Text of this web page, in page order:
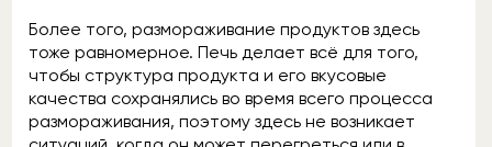
Более того, размораживание продуктов здесь
тоже равномерное. Печь делает всё для того,
чтобы структура продукта и его вкусовые
качества сохранялись во время всего процесса
размораживания, поэтому здесь не возникает